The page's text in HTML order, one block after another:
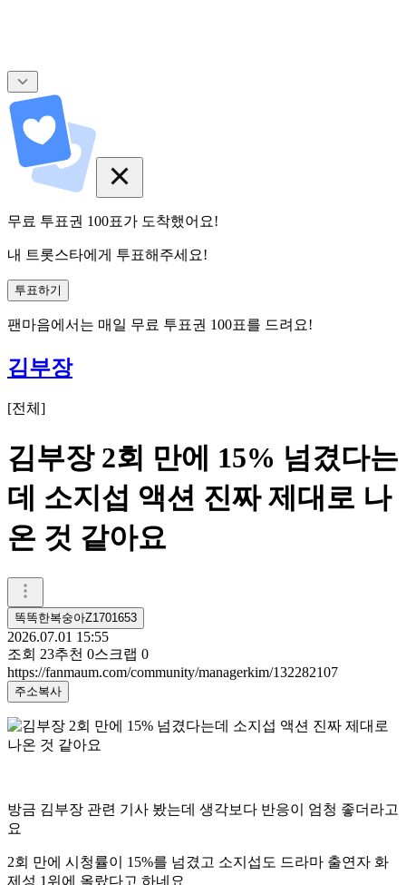
무료 투표권 100표가 도착했어요!
내 트롯스타에게 투표해주세요!
투표하기
팬마음에서는 매일 무료 투표권 100표를 드려요!
김부장
[전체 ]
김부장 2회 만에 15% 넘겼다는
데 소지섭 액션 진짜 제대로 나
온 것 같아요
똑똑한복숭아Z1701653
2026.07.01 15:55
조회 23추천 0스크랩 0
https://fanmaum.com/community/managerkim/132282107
주소복사
방금 김부장 관련 기사 봤는데 생각보다 반응이 엄청 좋더라고
요
2회 만에 시청률이 15%를 넘겼고 소지섭도 드라마 출연자 화
제성 1위에 올랐다고 하네요